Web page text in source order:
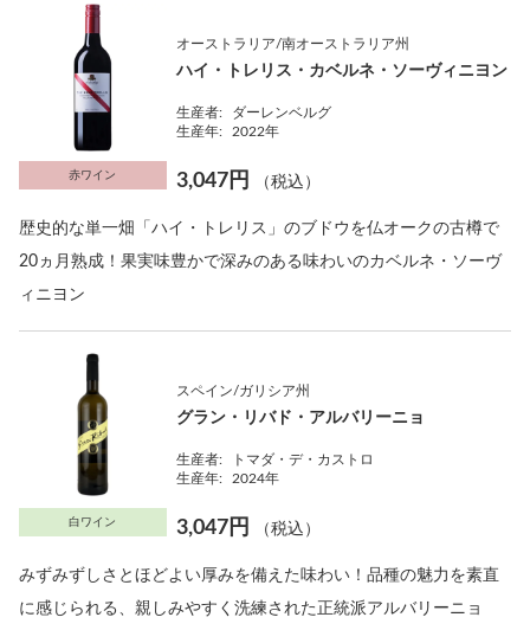
赤ワイン
オーストラリア/南オーストラリア州
ハイ・トレリス・カベルネ・ソーヴィニヨン
生産者:
ダーレンベルグ
生産年:
2022年
3,047円 （税込）
歴史的な単一畑「ハイ・トレリス」のブドウを仏オークの古樽で
20ヵ月熟成！果実味豊かで深みのある味わいのカベルネ・ソーヴ
ィニヨン
白ワイン
スペイン/ガリシア州
グラン・リバド・アルバリーニョ
生産者:
トマダ・デ・カストロ
生産年:
2024年
3,047円 （税込）
みずみずしさとほどよい厚みを備えた味わい！品種の魅力を素直
に感じられる、親しみやすく洗練された正統派アルバリーニョ